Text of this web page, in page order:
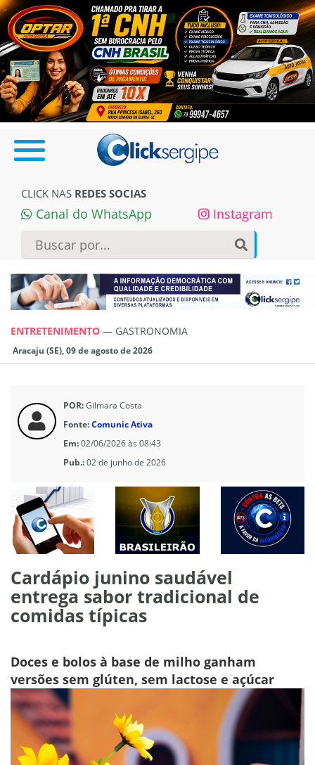
CLICK NAS REDES SOCIAS
Canal do WhatsApp Instagram
ENTRETENIMENTO — GASTRONOMIA
Aracaju (SE), 09 de agosto de 2026
POR:Gilmara Costa
Fonte:Comunic Ativa
Em:02/06/2026 às 08:43
Pub.:02 de junho de 2026
Cardápio junino saudável
entrega sabor tradicional de
comidas típicas
Doces e bolos à base de milho ganham
versões sem glúten, sem lactose e açúcar